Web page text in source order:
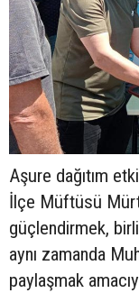
Aşure dağıtım
İlçe Müftüsü
güçlendirmek,
aynı zamanda
paylaşmak